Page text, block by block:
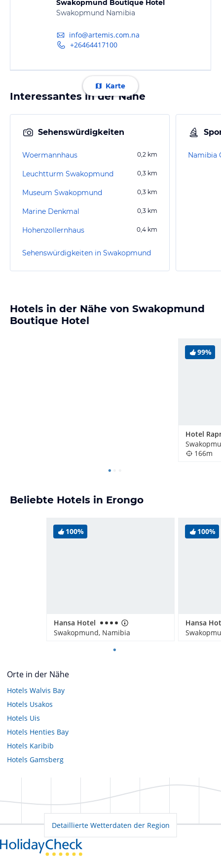
Swakopmund Boutique Hotel
Swakopmund Namibia
info@artemis.com.na
+26464417100
Karte
Interessantes in der Nähe
Sehenswürdigkeiten
Woermannhaus 0,2 km
Leuchtturm Swakopmund 0,3 km
Museum Swakopmund 0,3 km
Marine Denkmal 0,3 km
Hohenzollernhaus 0,4 km
Sehenswürdigkeiten in Swakopmund
Namibia
Hotels in der Nähe von Swakopmund
Boutique Hotel
99%
Hotel
166m
Beliebte Hotels in Erongo
100%
Hansa Hotel
Swakopmund, Namibia
100%
Hansa
Orte in der Nähe
Hotels Walvis Bay
Hotels Usakos
Hotels Uis
Hotels Henties Bay
Hotels Karibib
Hotels Gamsberg
Detaillierte Wetterdaten der Region